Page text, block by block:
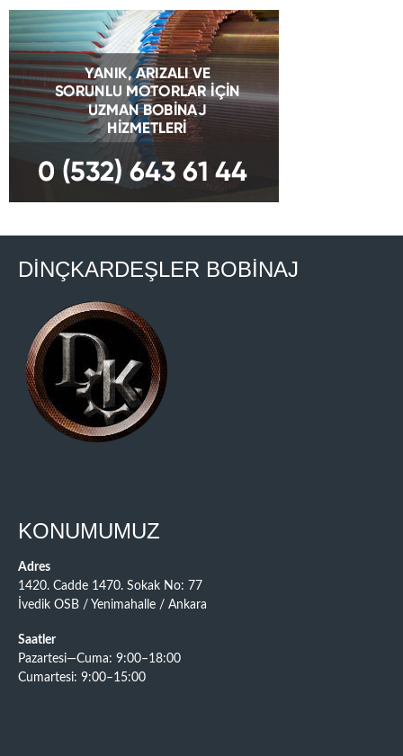
DİNÇKARDEŞLER BOBİNAJ
KONUMUMUZ
Adres
1420. Cadde 1470. Sokak No: 77
İvedik OSB / Yenimahalle / Ankara
Saatler
Pazartesi—Cuma: 9:00–18:00
Cumartesi: 9:00–15:00